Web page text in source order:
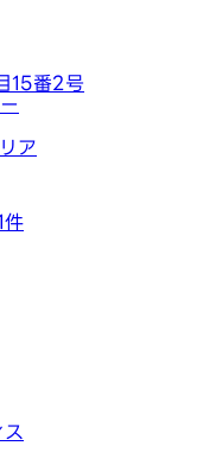
15番2号
ア
件
ス